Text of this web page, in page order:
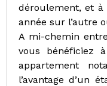
déroulement, et à
année sur l’autre
A mi-chemin
vous bénéficiez
appartement
l’avantage d’un